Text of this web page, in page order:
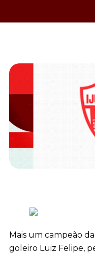
Mais um campeão
goleiro Luiz Felipe,